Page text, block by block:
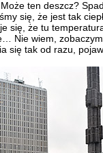
ten deszcz?
się, że jest tak
się, że tu
Nie wiem,
się tak od razu,